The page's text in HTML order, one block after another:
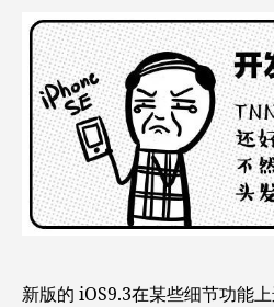
新版的 iOS9.3在某些细节功能